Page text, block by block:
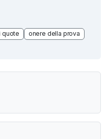
quote
onere della prova